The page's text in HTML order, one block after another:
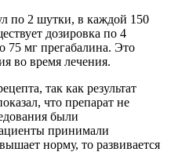
по 2 шутки, в каждой 150
дозировка по 4
75 мг прегабалина. Это
во время лечения.
так как результат
что препарат не
были
принимали
норму, то развивается